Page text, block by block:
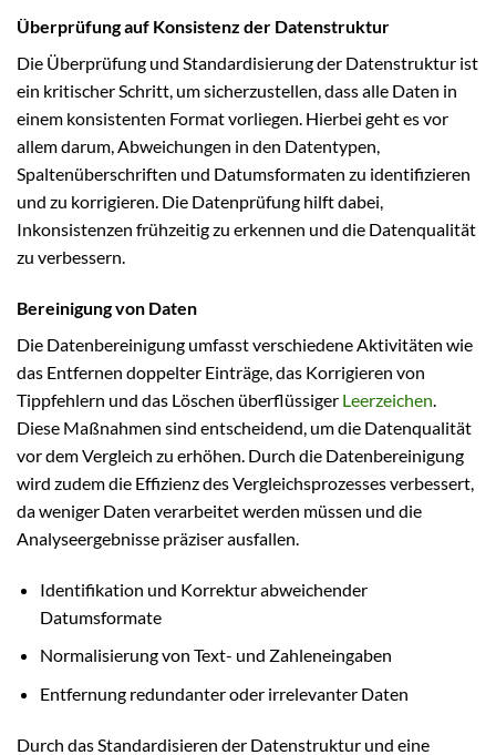
Überprüfung auf Konsistenz der Datenstruktur
Die Überprüfung und Standardisierung der Datenstruktur ist
ein kritischer Schritt, um sicherzustellen, dass alle Daten in
einem konsistenten Format vorliegen. Hierbei geht es vor
allem darum, Abweichungen in den Datentypen,
Spaltenüberschriften und Datumsformaten zu identifizieren
und zu korrigieren. Die Datenprüfung hilft dabei,
Inkonsistenzen frühzeitig zu erkennen und die Datenqualität
zu verbessern.
Bereinigung von Daten
Die Datenbereinigung umfasst verschiedene Aktivitäten wie
das Entfernen doppelter Einträge, das Korrigieren von
Tippfehlern und das Löschen überflüssiger Leerzeichen.
Diese Maßnahmen sind entscheidend, um die Datenqualität
vor dem Vergleich zu erhöhen. Durch die Datenbereinigung
wird zudem die Effizienz des Vergleichsprozesses verbessert,
da weniger Daten verarbeitet werden müssen und die
Analyseergebnisse präziser ausfallen.
Identifikation und Korrektur abweichender
Datumsformate
Normalisierung von Text- und Zahleneingaben
Entfernung redundanter oder irrelevanter Daten
Durch das Standardisieren der Datenstruktur und eine